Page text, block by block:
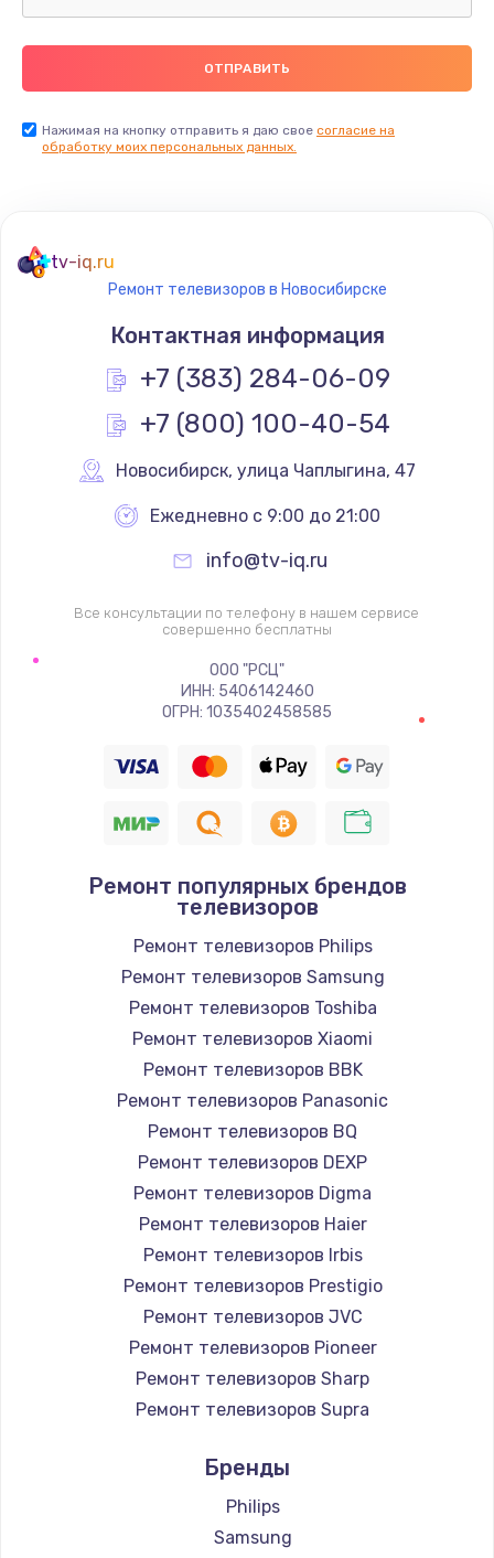
400 руб.
Не реагирует на кнопки
Не сопряжается с устройством
Помехи и искажение звука
Заказать
1400 руб.
Заказать
Восстановление цепи питания, пайка
880 руб.
390 руб.
Замена Bluetooth/Wi-Fi модуля
800 руб.
Замена картридера
Заказать
Замена микросхемы NFC
1100 руб.
Заказать
Замена шим-контроллера
3900 руб.
Заказать
1030 руб.
Заказать
Нажимая на кнопку отправить я даю свое согласие на
обработку моих персональных данных.
tv-iq.ru
Ремонт телевизоров в Новосибирске
Контактная информация
+7 (383) 284-06-09
+7 (800) 100-40-54
Новосибирск, улица Чаплыгина, 47
Ежедневно с 9:00 до 21:00
info@tv-iq.ru
Все консультации по телефону в нашем сервисе
совершенно бесплатны
ООО "РСЦ"
ИНН: 5406142460
ОГРН: 1035402458585
Ремонт популярных брендов
телевизоров
Ремонт телевизоров Philips
Ремонт телевизоров Samsung
Ремонт телевизоров Toshiba
Ремонт телевизоров Xiaomi
Ремонт телевизоров BBK
Ремонт телевизоров Panasonic
Ремонт телевизоров BQ
Ремонт телевизоров DEXP
Ремонт телевизоров Digma
Ремонт телевизоров Haier
Ремонт телевизоров Irbis
Ремонт телевизоров Prestigio
Ремонт телевизоров JVC
Ремонт телевизоров Pioneer
Ремонт телевизоров Sharp
Ремонт телевизоров Supra
Ремонт телевизоров Hisense
Ремонт телевизоров Daewoo
Ремонт телевизоров Centek
Бренды
Philips
Samsung